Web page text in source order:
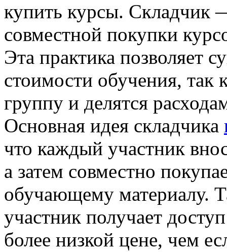
купить курсы. Склaдчик
совместной покупки
Эта практика позволяет
стоимости обучения, так
группу и делятся
Основная идея складчика
что каждый участник
а затем совместно
обучающему материалу.
участник получает
более низкой цене, чем